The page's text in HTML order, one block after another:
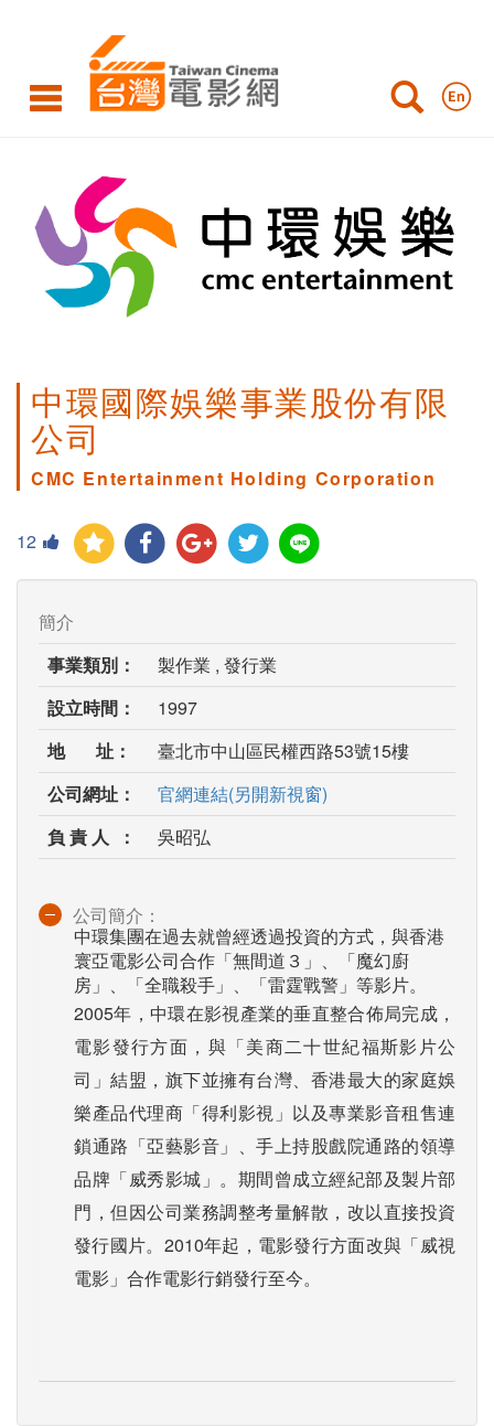
中環國際娛樂事業股份有限
公司
CMC Entertainment Holding Corporation
12
簡介
事業類別：
製作業 , 發行業
設立時間：
1997
地 址：
臺北市中山區民權西路53號15樓
公司網址：
官網連結(另開新視窗)
負 責 人 ：
吳昭弘
公司簡介：
中環集團在過去就曾經透過投資的方式，與香港
寰亞電影公司合作「無間道３」、「魔幻廚
房」、「全職殺手」、「雷霆戰警」等影片。
2005年，中環在影視產業的垂直整合佈局完成，
電影發行方面，與「美商二十世紀福斯影片公
司」結盟，旗下並擁有台灣、香港最大的家庭娛
樂產品代理商「得利影視」以及專業影音租售連
鎖通路「亞藝影音」、手上持股戲院通路的領導
品牌「威秀影城」。期間曾成立經紀部及製片部
門，但因公司業務調整考量解散，改以直接投資
發行國片。2010年起，電影發行方面改與「威視
電影」合作電影行銷發行至今。